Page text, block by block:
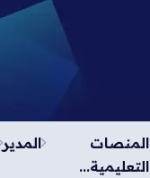
المنصات
التعليمية...
المدير